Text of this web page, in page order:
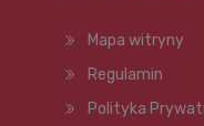
Mapa witryny
Regulamin
Polityka